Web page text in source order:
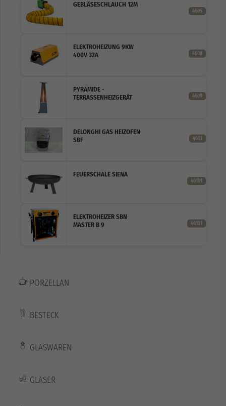
GEBLÄSESCHLAUCH 12M
4605
ELEKTROHEIZUNG 9KW
400V 32A
4608
PYRAMIDE -
TERRASSENHEIZGERÄT
4609
DELONGHI GAS HEIZOFEN
SBF
4613
FEUERSCHALE SIENA
46101
ELEKTROHEIZER SBN
MASTER B 9
46131
PORZELLAN
BESTECK
GLASWAREN
GLÄSER